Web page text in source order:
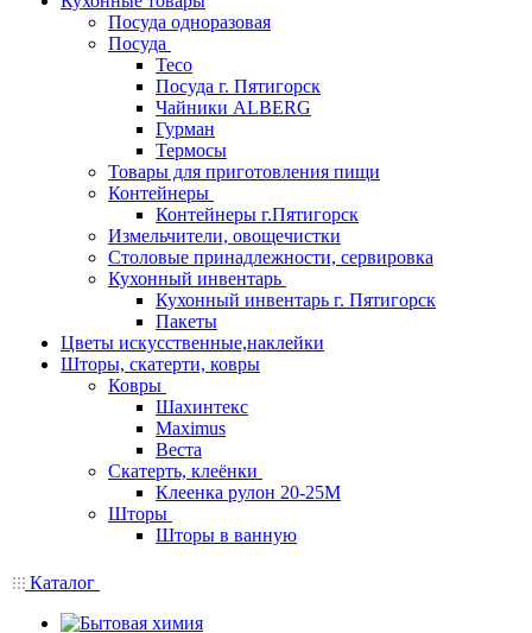
Посуда одноразовая
Посуда
Teco
Посуда г. Пятигорск
Чайники ALBERG
Гурман
Термосы
Товары для приготовления пищи
Контейнеры
Контейнеры г.Пятигорск
Измельчители, овощечистки
Столовые принадлежности, сервировка
Кухонный инвентарь
Кухонный инвентарь г. Пятигорск
Пакеты
Цветы искусственные,наклейки
Шторы, скатерти, ковры
Ковры
Шахинтекс
Maximus
Веста
Скатерть, клеёнки
Клеенка рулон 20-25М
Шторы
Шторы в ванную
Каталог